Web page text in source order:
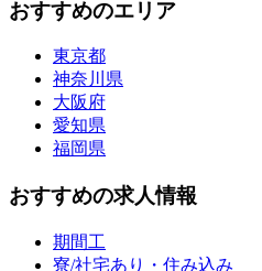
おすすめのエリア
東京都
神奈川県
大阪府
愛知県
福岡県
おすすめの求人情報
期間工
寮/社宅あり・住み込み